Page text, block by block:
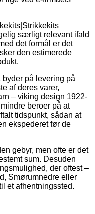
særligt relevant ifald
det formål er det
den estimerede
byder på levering på
af deres varer,
– viking design 1922-
beroer på at
tidspunkt, sådan at
ekspederet før de
gebyr, men ofte er det
sum. Desuden
der oftest –
Smørumnedre eller
et afhentningssted.